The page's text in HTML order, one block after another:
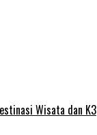
Wisata dan K3